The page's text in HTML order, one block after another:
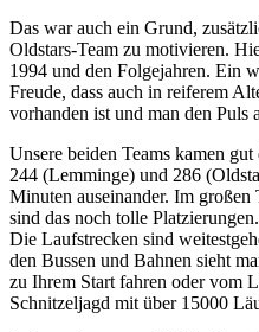
Das war auch ein Grund,
Oldstars-Team zu motivieren.
1994 und den Folgejahren. Ein
Freude, dass auch in reiferem
vorhanden ist und man den Puls
Unsere beiden Teams kamen
244 (Lemminge) und 286
Minuten auseinander. Im großen
sind das noch tolle Platzierungen.
Die Laufstrecken sind
den Bussen und Bahnen sieht
zu Ihrem Start fahren oder vom
Schnitzeljagd mit über 15000